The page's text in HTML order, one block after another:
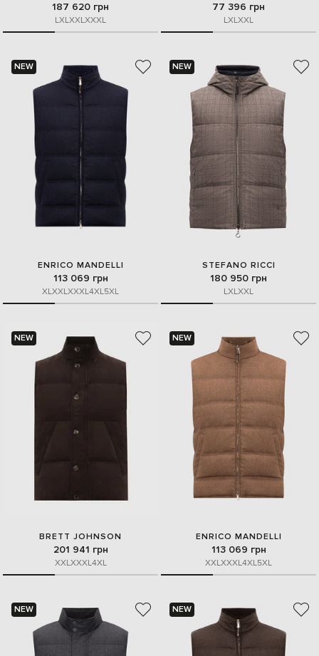
187 620 грн
LXLXXLXXXL
77 396 грн
LXLXXL
NEW
ENRICO MANDELLI
113 069 грн
XLXXLXXXL4XL5XL
NEW
STEFANO RICCI
180 950 грн
LXLXXL
NEW
BRETT JOHNSON
201 941 грн
XXLXXXL4XL
NEW
ENRICO MANDELLI
113 069 грн
XXLXXXL4XL5XL
NEW NEW